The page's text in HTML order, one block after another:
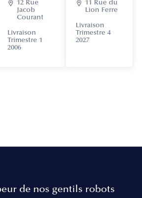
 12 Rue
Jacob
Courant
Livraison
Trimestre 1
2006
 11 Rue du
Lion Ferre
Livraison
Trimestre 4
2027
de nos gentils robots